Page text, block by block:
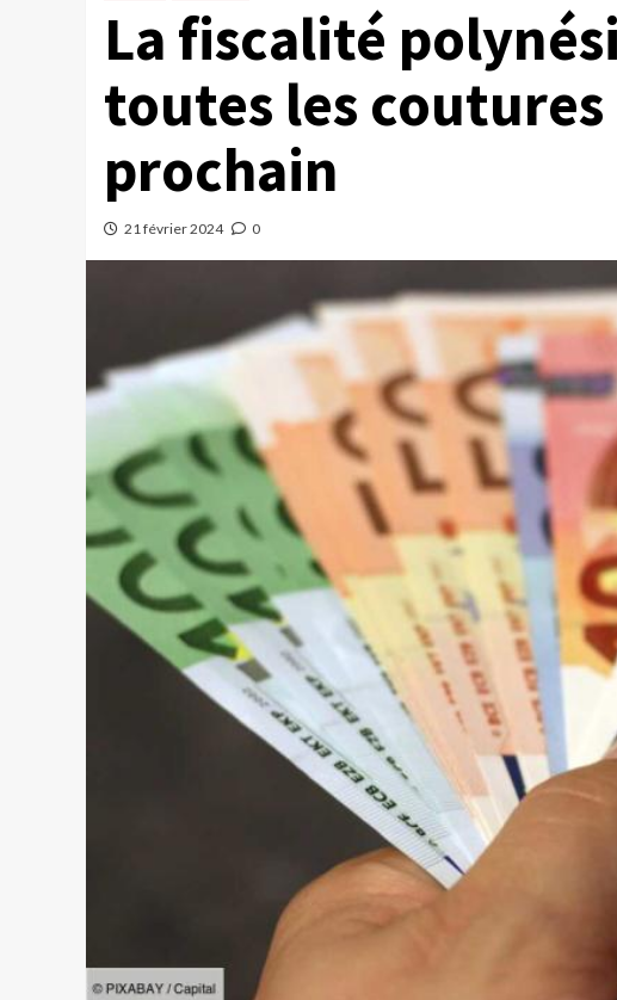
La fiscalité
toutes les
prochain
21 février 2024 0